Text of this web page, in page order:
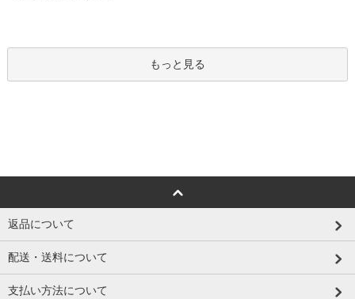
もっと見る
返品について
配送・送料について
支払い方法について